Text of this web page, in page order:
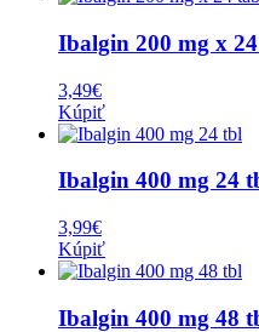
Ibalgin 200 mg x
3,49€
Kúpiť
Ibalgin 400 mg 24
3,99€
Kúpiť
Ibalgin 400 mg 48